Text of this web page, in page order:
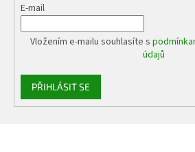
E-mail
Vložením e-mailu souhlasíte s
údajů
PŘIHLÁSIT SE